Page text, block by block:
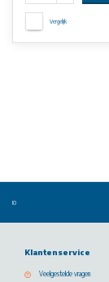
Vergelijk
Klantenservice
Veelgestelde vragen